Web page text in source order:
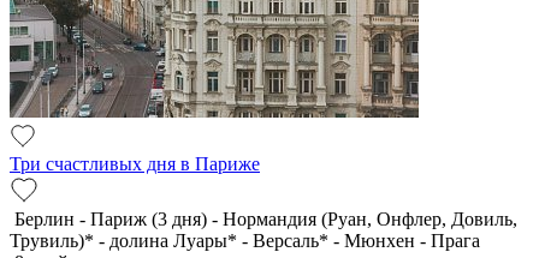
Три счастливых дня в Париже
Берлин - Париж (3 дня) - Нормандия (Руан, Онфлер, Довиль,
Трувиль)* - долина Луары* - Версаль* - Мюнхен - Прага